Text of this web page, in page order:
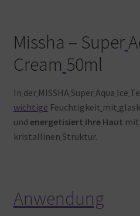
Missha – Super
Cream 50ml
In der MISSHA SuperAqua Ice
wichtige Feuchtigkeit mit
und energetisiert Ihre Haut mit
kristallinen Struktur.
Anwendung